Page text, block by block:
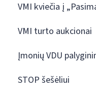
VMI kviečia į
VMI turto aukcionai
Įmonių VDU
STOP šešėliui